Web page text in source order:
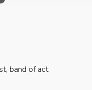
band of act